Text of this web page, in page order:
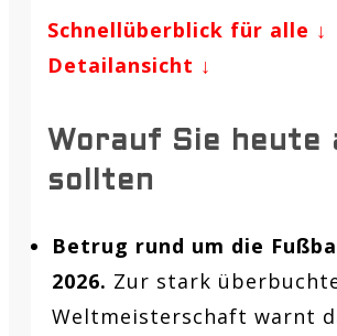
Schnellüberblick für alle ↓
Detailansicht ↓
Worauf Sie heute
sollten
Betrug rund um die
2026. Zur stark
Weltmeisterschaft warnt